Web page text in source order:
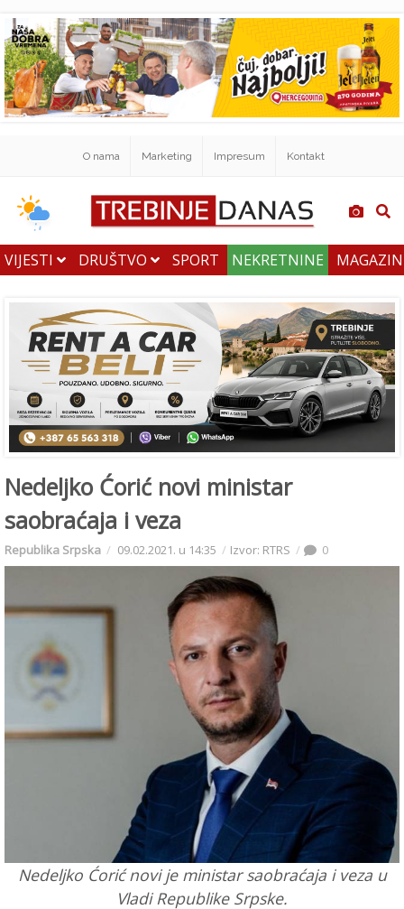
O nama Marketing Impresum Kontakt
VIJESTI DRUŠTVO SPORT NEKRETNINE
Nedeljko Ćorić novi ministar
saobraćaja i veza
Republika Srpska 09.02.2021. u 14:35 Izvor: RTRS 0
Nedeljko Ćorić novi je ministar saobraćaja i veza u
Vladi Republike Srpske.